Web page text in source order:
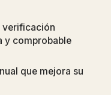
verificación
y comprobable
que mejora su